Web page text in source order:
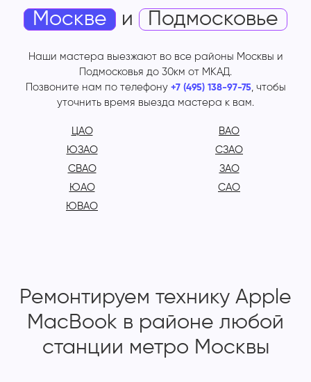
Москве
и Подмосковье
Наши мастера выезжают во все районы Москвы и
Подмосковья до 30км от МКАД.
Позвоните нам по телефону +7 (495) 138-97-75, чтобы
уточнить время выезда мастера к вам.
ЦАО
ЮЗАО
СВАО
ЮАО
ЮВАО
ВАО
СЗАО
ЗАО
САО
Ремонтируем технику Apple
MacBook в районе любой
станции метро Москвы